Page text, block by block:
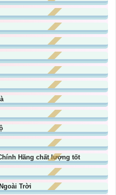
Hãng chất lượng tốt
Trời